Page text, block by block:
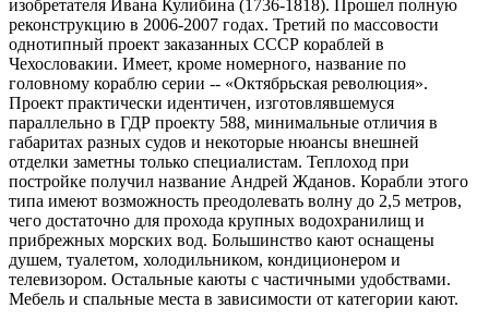
изобретателя Ивана Кулибина (1736-1818). Прошел полную
реконструкцию в 2006-2007 годах. Третий по массовости
однотипный проект заказанных СССР кораблей в
Чехословакии. Имеет, кроме номерного, название по
головному кораблю серии -- «Октябрьская революция».
Проект практически идентичен, изготовлявшемуся
параллельно в ГДР проекту 588, минимальные отличия в
габаритах разных судов и некоторые нюансы внешней
отделки заметны только специалистам. Теплоход при
постройке получил название Андрей Жданов. Корабли этого
типа имеют возможность преодолевать волну до 2,5 метров,
чего достаточно для прохода крупных водохранилищ и
прибрежных морских вод. Большинство кают оснащены
душем, туалетом, холодильником, кондиционером и
телевизором. Остальные каюты с частичными удобствами.
Мебель и спальные места в зависимости от категории кают.